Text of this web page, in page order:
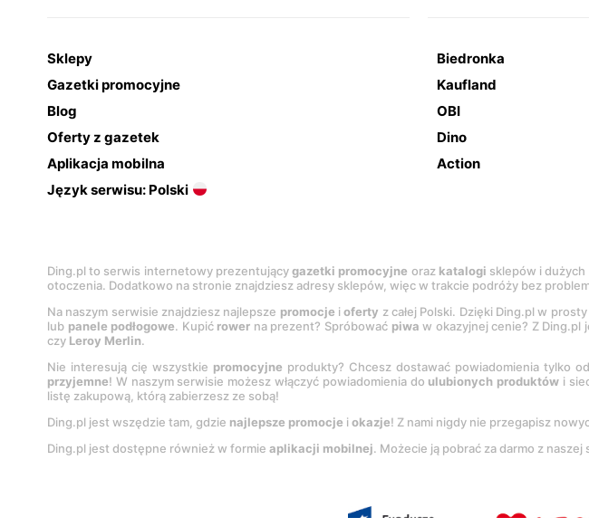
Sklepy
Gazetki promocyjne
Blog
Oferty z gazetek
Aplikacja mobilna
Język serwisu: Polski
Biedronka
Kaufland
OBI
Dino
Action
Ding.pl to serwis internetowy prezentującygazetki promocyjne oraz katalogi sklepów i
otoczenia. Dodatkowo na stronie znajdziesz adresy sklepów, więc w trakcie podróży bez
Na naszym serwisie znajdziesz najlepsze promocje ioferty z całej Polski. Dzięki Ding.pl w
lub panele podłogowe. Kupić rower na prezent? Spróbować piwa w okazyjnej cenie? Z
czy Leroy Merlin.
Nie interesują cię wszystkie promocyjne produkty? Chcesz dostawać powiadomienia tylko
przyjemne! W naszym serwisie możesz włączyć powiadomienia do ulubionych produktów i
listę zakupową, którą zabierzesz ze sobą!
Ding.pl jest wszędzie tam, gdzie najlepsze promocje i okazje! Z nami nigdy nie przegapisz
Ding.pl jest dostępne również w formie aplikacji mobilnej. Możecie ją pobrać za darmo z